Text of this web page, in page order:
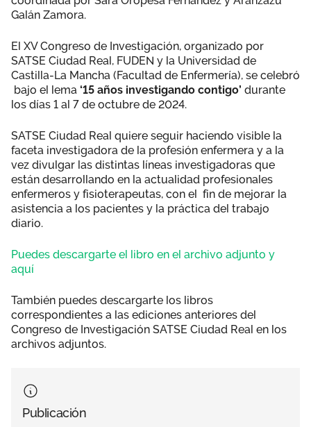
Galán Zamora.
El XV Congreso de Investigación, organizado por
SATSE Ciudad Real, FUDEN y la Universidad de
Castilla-La Mancha (Facultad de Enfermería), se celebró
bajo el lema ‘15 años investigando contigo’ durante
los días 1 al 7 de octubre de 2024.
SATSE Ciudad Real quiere seguir haciendo visible la
faceta investigadora de la profesión enfermera y a la
vez divulgar las distintas líneas investigadoras que
están desarrollando en la actualidad profesionales
enfermeros y fisioterapeutas, con el fin de mejorar la
asistencia a los pacientes y la práctica del trabajo
diario.
Puedes descargarte el libro en el archivo adjunto y
aquí
También puedes descargarte los libros
correspondientes a las ediciones anteriores del
Congreso de Investigación SATSE Ciudad Real en los
archivos adjuntos.
Publicación